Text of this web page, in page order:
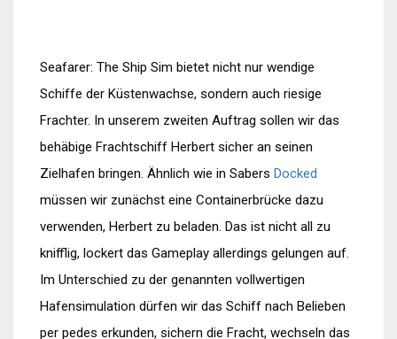
Seafarer: The Ship Sim bietet nicht nur wendige
Schiffe der Küstenwachse, sondern auch riesige
Frachter. In unserem zweiten Auftrag sollen wir das
behäbige Frachtschiff Herbert sicher an seinen
Zielhafen bringen. Ähnlich wie in Sabers Docked
müssen wir zunächst eine Containerbrücke dazu
verwenden, Herbert zu beladen. Das ist nicht all zu
knifflig, lockert das Gameplay allerdings gelungen auf.
Im Unterschied zu der genannten vollwertigen
Hafensimulation dürfen wir das Schiff nach Belieben
per pedes erkunden, sichern die Fracht, wechseln das